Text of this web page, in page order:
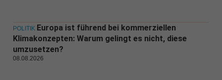
POLITIK Europa ist führend bei kommerziellen
Klimakonzepten: Warum gelingt es nicht, diese
umzusetzen?
08.08.2026